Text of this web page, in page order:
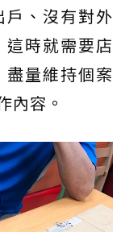
、沒有對外
時就需要店
量維持個案
內容。